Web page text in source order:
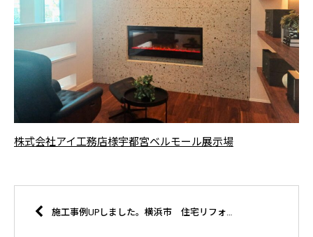
株式会社アイ工務店様宇都宮ベルモール展示場
施工事例UPしました。横浜市 住宅リフォーム